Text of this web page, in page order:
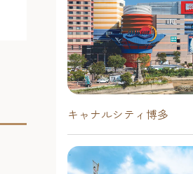
キャナルシティ博多